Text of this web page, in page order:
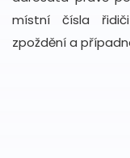
místní čísla
zpoždění a